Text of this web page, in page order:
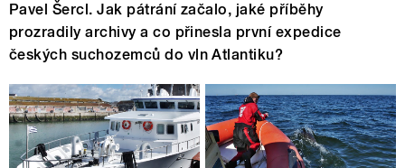
Pavel Šercl. Jak pátrání začalo, jaké příběhy
prozradily archivy a co přinesla první expedice
českých suchozemců do vln Atlantiku?